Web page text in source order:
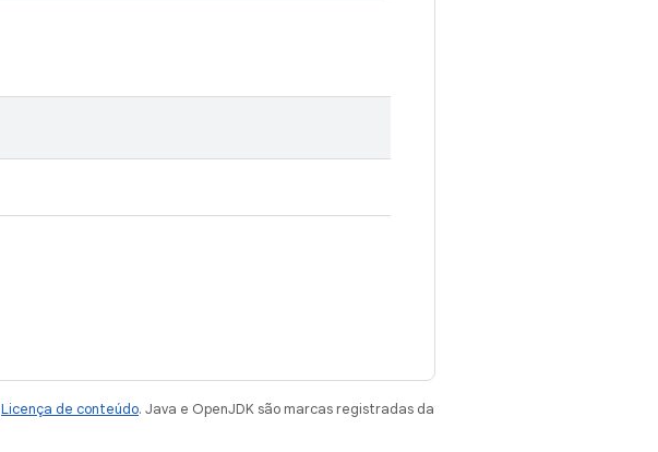
Licença de conteúdo. Java e OpenJDK são marcas registradas da